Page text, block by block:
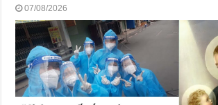
07/08/2026